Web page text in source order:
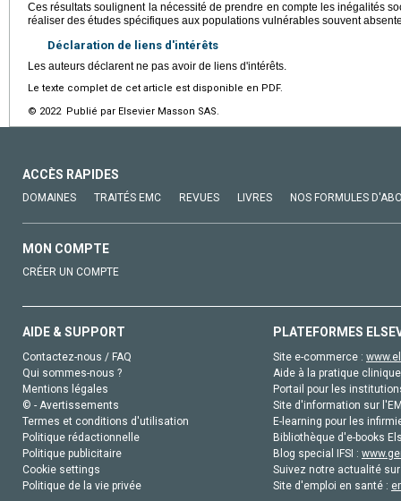
Ces résultats soulignent la nécessité de prendre en compte les inégalités
réaliser des études spécifiques aux populations vulnérables souvent
Déclaration de liens d'intérêts
Les auteurs déclarent ne pas avoir de liens d'intérêts.
Le texte complet de cet article est disponible en PDF.
© 2022 Publié par Elsevier Masson SAS.
ACCÈS RAPIDES
DOMAINES TRAITÉS EMC REVUES LIVRES NOS FORMULES
MON COMPTE
CRÉER UN COMPTE
AIDE & SUPPORT
Contactez-nous / FAQ
Qui sommes-nous ?
Mentions légales
© - Avertissements
Termes et conditions d'utilisation
Politique rédactionnelle
Politique publicitaire
Cookie settings
Politique de la vie privée
PLATEFORMES
Site e-commerce :
Aide à la pratique
Portail pour les
Site d'information sur
E-learning pour les
Bibliothèque d'e-books
Blog special IFSI :
Suivez notre actualité
Site d'emploi en santé :